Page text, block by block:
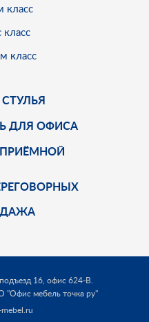
класс
класс
класс
ДЛЯ ОФИСА
16, офис 624-В.
мебель точка ру"